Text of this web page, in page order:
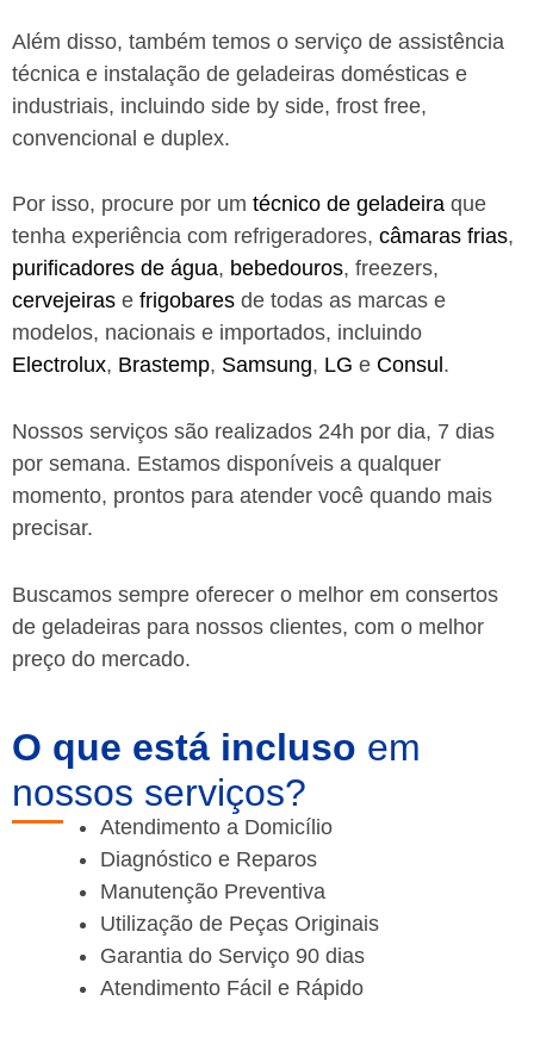
Além disso, também temos o serviço de assistência
técnica e instalação de geladeiras domésticas e
industriais, incluindo side by side, frost free,
convencional e duplex.
Por isso, procure por um técnico de geladeira que
tenha experiência com refrigeradores, câmaras frias,
purificadores de água, bebedouros, freezers,
cervejeiras e frigobares de todas as marcas e
modelos, nacionais e importados, incluindo
Electrolux, Brastemp, Samsung, LG e Consul .
Nossos serviços são realizados 24h por dia, 7 dias
por semana. Estamos disponíveis a qualquer
momento, prontos para atender você quando mais
precisar.
Buscamos sempre oferecer o melhor em consertos
de geladeiras para nossos clientes, com o melhor
preço do mercado.
O que está incluso em
nossos serviços?
Atendimento a Domicílio
Diagnóstico e Reparos
Manutenção Preventiva
Utilização de Peças Originais
Garantia do Serviço 90 dias
Atendimento Fácil e Rápido